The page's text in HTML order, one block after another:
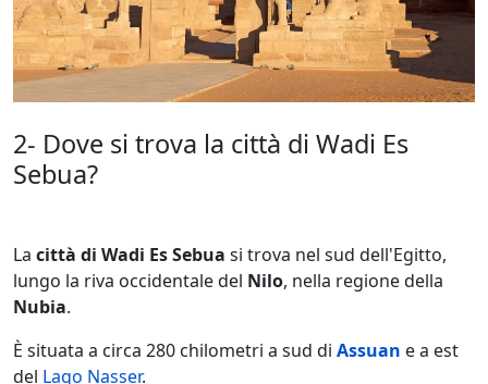
2- Dove si trova la città di Wadi Es
Sebua?
La città di Wadi Es Sebua si trova nel sud dell'Egitto,
lungo la riva occidentale del Nilo, nella regione della
Nubia.
È situata a circa 280 chilometri a sud di Assuan e a est
del Lago Nasser.